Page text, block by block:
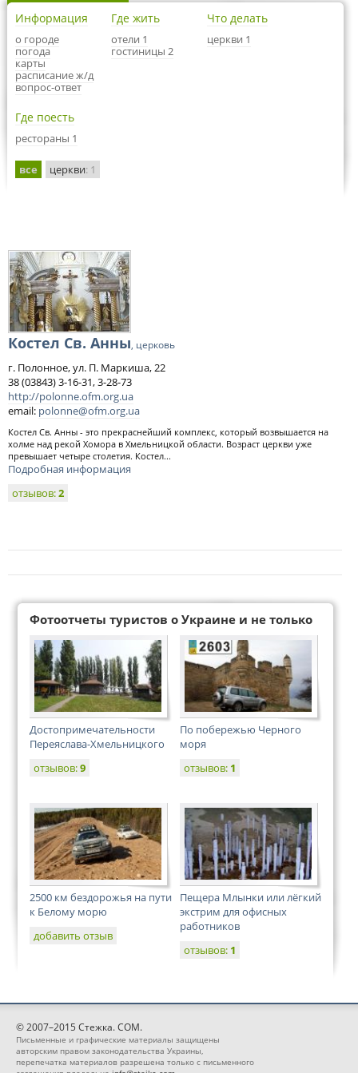
Информация
о городе
погода
карты
расписание ж/д
вопрос-ответ
Где жить
отели 1
гостиницы 2
Что делать
церкви 1
Где поесть
рестораны 1
все церкви: 1
Костел Св. Анны, церковь
г. Полонное, ул. П. Маркиша, 22
38 (03843) 3-16-31, 3-28-73
http://polonne.ofm.org.ua
email: polonne@ofm.org.ua
Костел Св. Анны - это прекраснейший комплекс, который возвышается на
холме над рекой Хомора в Хмельницкой области. Возраст церкви уже
превышает четыре столетия. Костел...
Подробная информация
отзывов:2
Фотоотчеты туристов о Украине и не только
Достопримечательности
Переяслава-Хмельницкого
отзывов:9
По побережью Черного
моря
отзывов: 1
2500 км бездорожья на пути
к Белому морю
добавить отзыв
Пещера Млынки или лёгкий
экстрим для офисных
работников
отзывов: 1
© 2007–2015 Стежка. COM.
Письменные и графические материалы защищены
авторским правом законодательства Украины,
перепечатка материалов разрешена только с письменного